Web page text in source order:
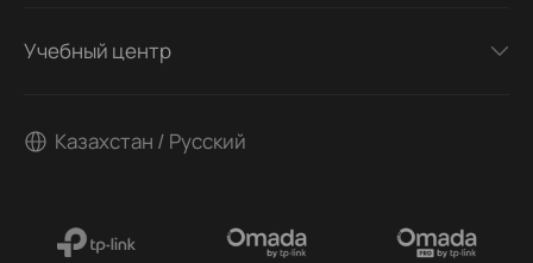
Учебный центр
Казахстан / Русский